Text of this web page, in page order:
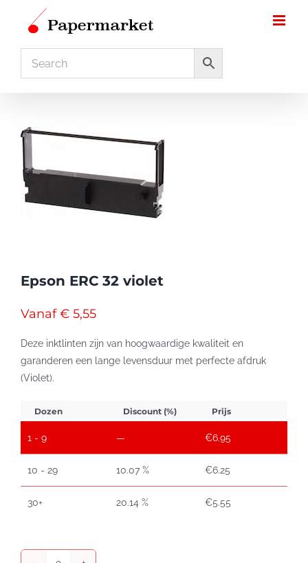
Epson ERC 32 violet
Vanaf € 5,55
Deze inktlinten zijn van hoogwaardige kwaliteit en
garanderen een lange levensduur met perfecte afdruk
(Violet).
Dozen Discount (%) Prijs
1 - 9 — €6.95
10 - 29 10.07 % €6.25
30+ 20.14 % €5.55